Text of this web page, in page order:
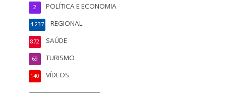
POLÍTICA E ECONOMIA
2
REGIONAL
4.237
SAÚDE
872
TURISMO
69
VÍDEOS
140